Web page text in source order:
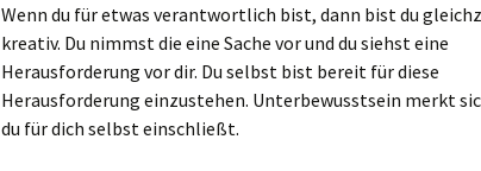
Wenn du für etwas verantwortlich bist, dann bist du
kreativ. Du nimmst die eine Sache vor und du siehst eine
Herausforderung vor dir. Du selbst bist bereit für diese
Herausforderung einzustehen. Unterbewusstsein merkt
du für dich selbst einschließt.